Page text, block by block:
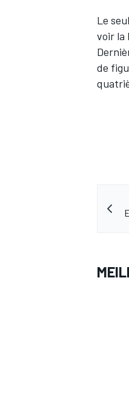
Le
voir la
de